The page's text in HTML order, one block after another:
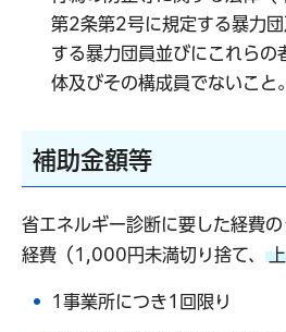
第2条第2号に規定する暴力
する暴力団員並びにこれらの
体及びその構成員でないこと。
補助金額等
省エネルギー診断に要した経費
経費（1,000円未満切り捨て、
1事業所につき1回限り